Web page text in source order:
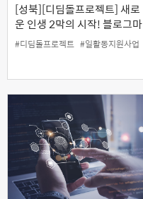
[성북][디딤돌프로젝트] 새로
운 인생 2막의 시작! 블로그마
켓 1인 창업 과정
#디딤돌프로젝트 #일활동지원사업